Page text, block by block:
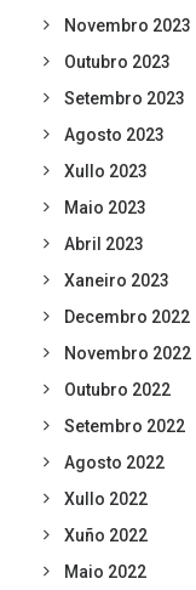
Novembro 2023
Outubro 2023
Setembro 2023
Agosto 2023
Xullo 2023
Maio 2023
Abril 2023
Xaneiro 2023
Decembro 2022
Novembro 2022
Outubro 2022
Setembro 2022
Agosto 2022
Xullo 2022
Xuño 2022
Maio 2022